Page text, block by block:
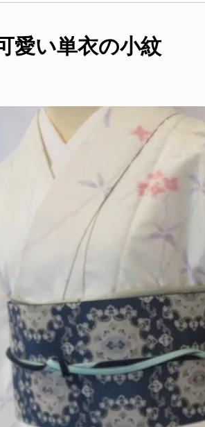
愛い単衣の小紋